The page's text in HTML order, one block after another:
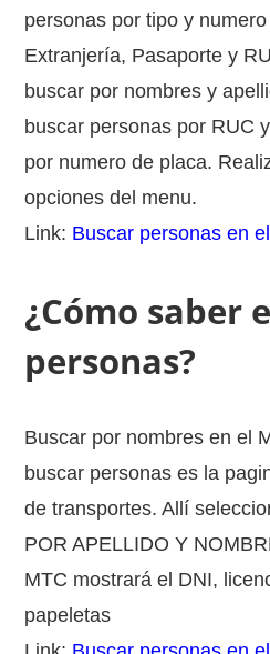
personas por tipo y
Extranjería, Pasaporte y
buscar por nombres y
buscar personas por RUC
por numero de placa.
opciones del menu.
Link: Buscar personas en
¿Cómo saber
personas?
Buscar por nombres en el
buscar personas es la
de transportes. Allí
POR APELLIDO Y
MTC mostrará el DNI,
papeletas